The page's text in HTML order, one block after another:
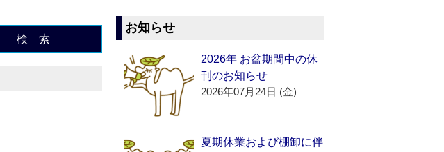
検 索
お知らせ
2026年 お盆期間中の休
刊のお知らせ
2026年07月24日 (金)
夏期休業および棚卸に伴